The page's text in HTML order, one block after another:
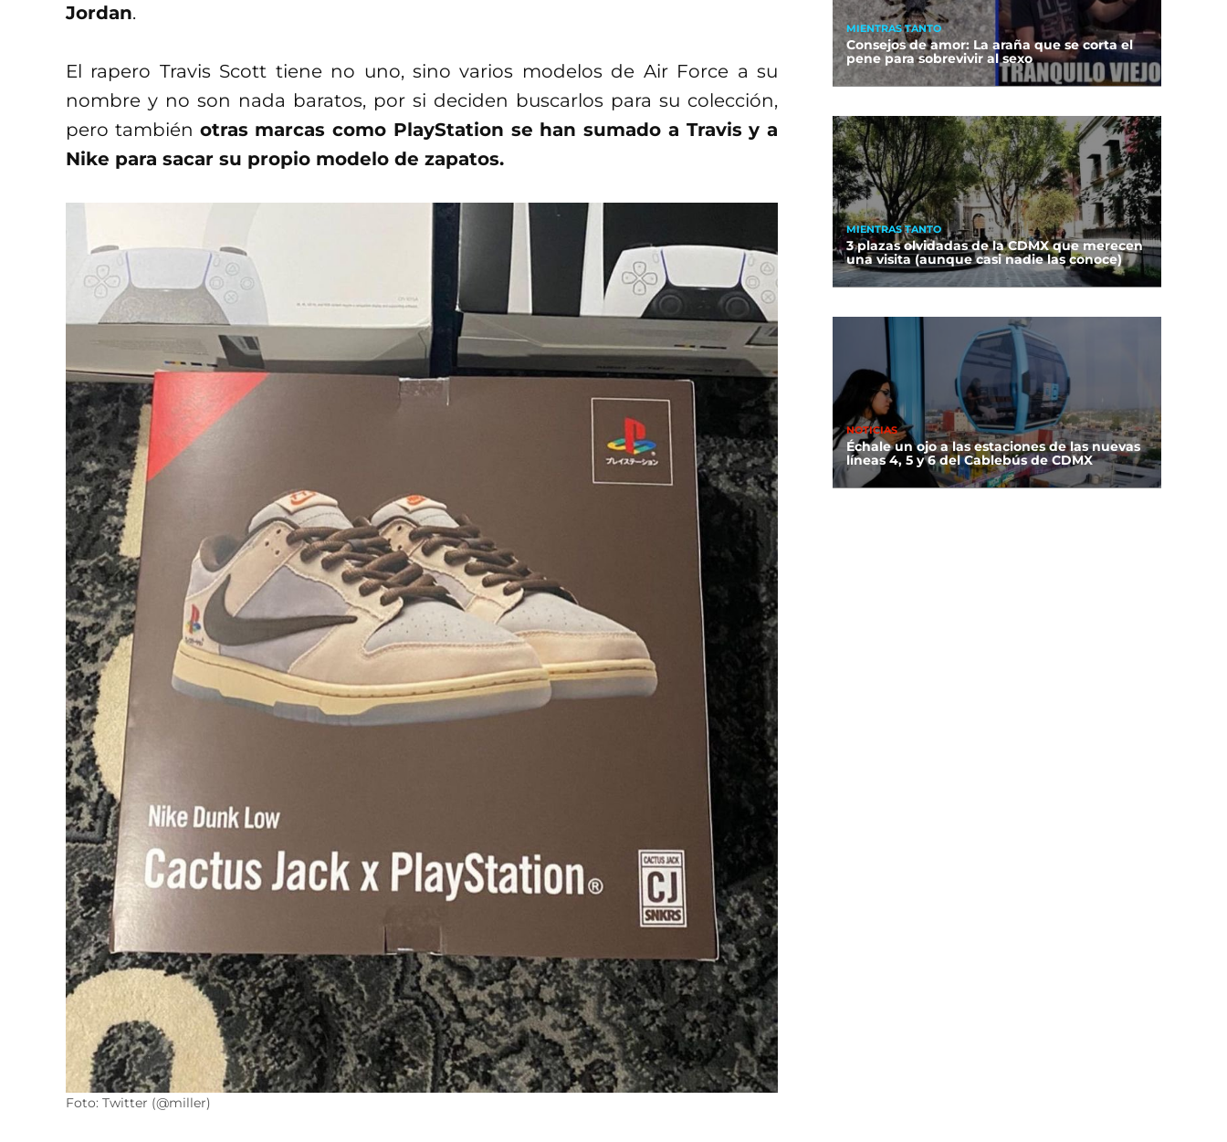
Jordan.
El rapero Travis Scott tiene no uno, sino varios modelos de Air Force a su
nombre y no son nada baratos, por si deciden buscarlos para su colección,
pero también otras marcas como PlayStation se han sumado a Travis y a
Nike para sacar su propio modelo de zapatos.
Foto: Twitter (@miller)
MIENTRAS TANTO
Consejos de amor: La araña que se corta el
pene para sobrevivir al sexo
MIENTRAS TANTO
3 plazas olvidadas de la CDMX que merecen
una visita (aunque casi nadie las conoce)
NOTICIAS
Échale un ojo a las estaciones de las nuevas
líneas 4, 5 y 6 del Cablebús de CDMX